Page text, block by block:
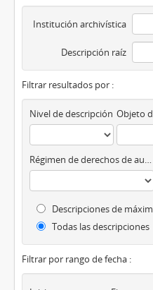
Institución archivística
Descripción raíz
Filtrar resultados por :
Nivel de descripción
Régimen de derechos de autor
Descripciones de
Todas las descripciones
Filtrar por rango de fecha :